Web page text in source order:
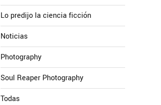
Lo predijo la ciencia ficción
Noticias
Photography
Soul Reaper Photography
Todas